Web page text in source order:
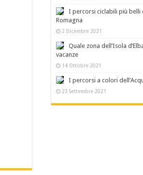
I percorsi ciclabili più belli
Romagna
2 Dicembre 2021
Quale zona dell’Isola
vacanze
14 Ottobre 2021
I percorsi a colori
23 Settembre 2021